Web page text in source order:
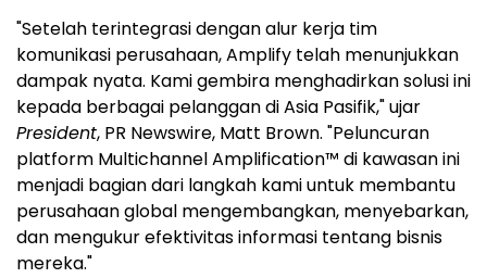
"Setelah terintegrasi dengan alur kerja tim
komunikasi perusahaan, Amplify telah menunjukkan
dampak nyata. Kami gembira menghadirkan solusi ini
kepada berbagai pelanggan di Asia Pasifik," ujar
President, PR Newswire, Matt Brown. "Peluncuran
platform Multichannel Amplification™ di kawasan ini
menjadi bagian dari langkah kami untuk membantu
perusahaan global mengembangkan, menyebarkan,
dan mengukur efektivitas informasi tentang bisnis
mereka."